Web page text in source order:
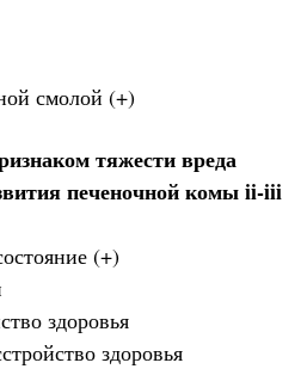
смолой (+)
тяжести вреда
печеночной комы ii-iii
(+)
здоровья
здоровья